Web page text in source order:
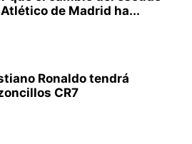
de Madrid ha...
Ronaldo tendrá
CR7